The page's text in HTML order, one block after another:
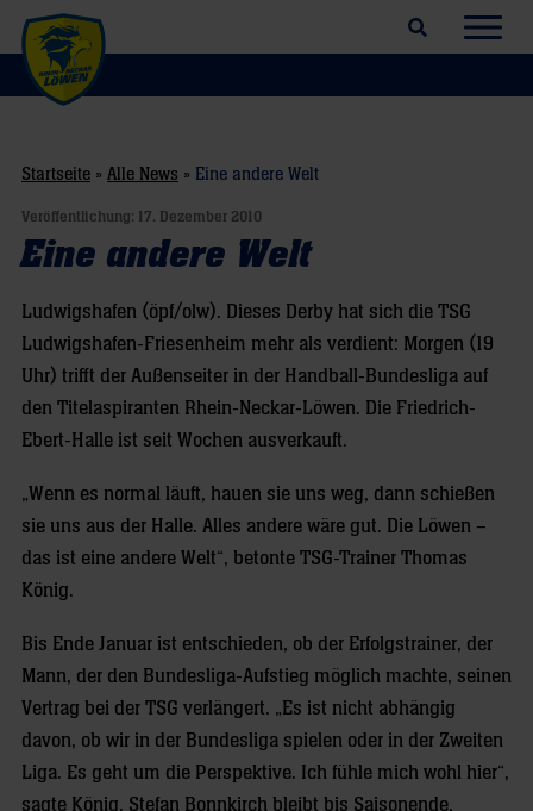
Suchfeld öffnen
Startseite » Alle News » Eine andere Welt
Veröffentlichung: 17. Dezember 2010
Eine andere Welt
Ludwigshafen (öpf/olw). Dieses Derby hat sich die TSG
Ludwigshafen-Friesenheim mehr als verdient: Morgen (19
Uhr) trifft der Außenseiter in der Handball-Bundesliga auf
den Titelaspiranten Rhein-Neckar-Löwen. Die Friedrich-
Ebert-Halle ist seit Wochen ausverkauft.
„Wenn es normal läuft, hauen sie uns weg, dann schießen
sie uns aus der Halle. Alles andere wäre gut. Die Löwen –
das ist eine andere Welt“, betonte TSG-Trainer Thomas
König.
Bis Ende Januar ist entschieden, ob der Erfolgstrainer, der
Mann, der den Bundesliga-Aufstieg möglich machte, seinen
Vertrag bei der TSG verlängert. „Es ist nicht abhängig
davon, ob wir in der Bundesliga spielen oder in der Zweiten
Liga. Es geht um die Perspektive. Ich fühle mich wohl hier“,
sagte König. Stefan Bonnkirch bleibt bis Saisonende,